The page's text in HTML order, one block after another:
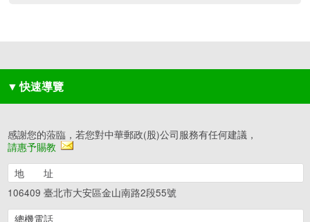
▼ 快速導覽
感謝您的蒞臨，若您對中華郵政(股)公司服務有任何建議，
請惠予賜教
地 址
106409 臺北市大安區金山南路2段55號
總機電話